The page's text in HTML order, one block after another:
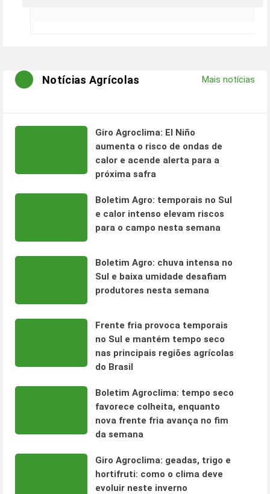
Notícias Agrícolas Mais notícias
Giro Agroclima: El Niño
aumenta o risco de ondas de
calor e acende alerta para a
próxima safra
Boletim Agro: temporais no Sul
e calor intenso elevam riscos
para o campo nesta semana
Boletim Agro: chuva intensa no
Sul e baixa umidade desafiam
produtores nesta semana
Frente fria provoca temporais
no Sul e mantém tempo seco
nas principais regiões agrícolas
do Brasil
Boletim Agroclima: tempo seco
favorece colheita, enquanto
nova frente fria avança no fim
da semana
Giro Agroclima: geadas, trigo e
hortifruti: como o clima deve
evoluir neste inverno